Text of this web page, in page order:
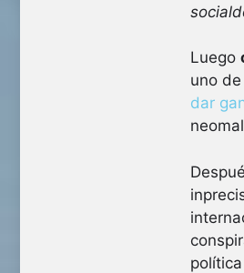
Luego
uno
dar